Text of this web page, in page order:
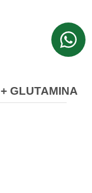
GLUTAMINA